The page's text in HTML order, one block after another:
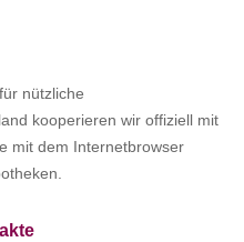
nützliche
kooperieren wir offiziell mit
mit dem Internetbrowser